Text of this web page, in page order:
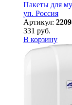
Пакеты для
уп. Россия
Артикул:
331 руб.
В корзину